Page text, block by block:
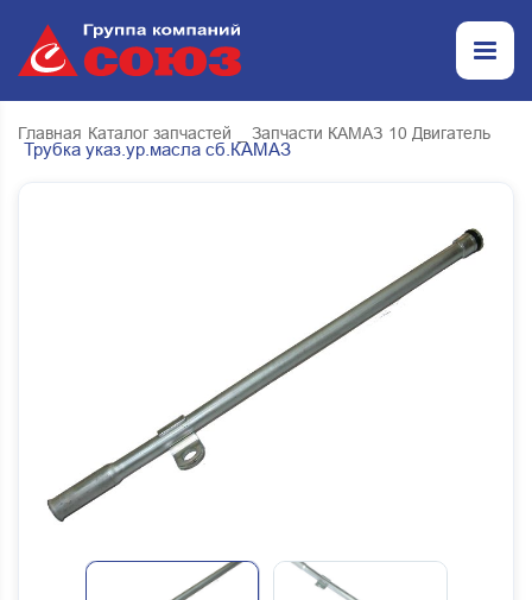
Главная Каталог запчастей _ Запчасти КАМАЗ 10 Двигатель
Трубка указ.ур.масла сб.КАМАЗ